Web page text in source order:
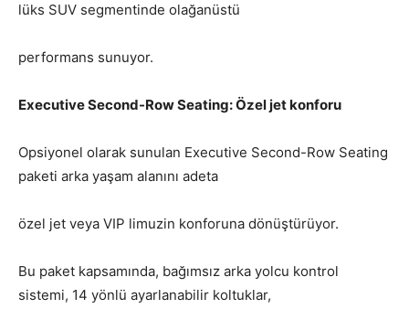
lüks SUV segmentinde olağanüstü
performans sunuyor.
Executive Second-Row Seating: Özel jet konforu
Opsiyonel olarak sunulan Executive Second-Row Seating
paketi arka yaşam alanını adeta
özel jet veya VIP limuzin konforuna dönüştürüyor.
Bu paket kapsamında, bağımsız arka yolcu kontrol
sistemi, 14 yönlü ayarlanabilir koltuklar,